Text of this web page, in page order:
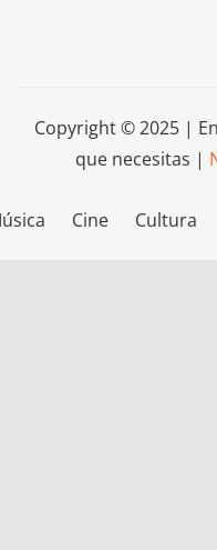
Copyright © 2025 |
que necesitas |
Cine Cultura